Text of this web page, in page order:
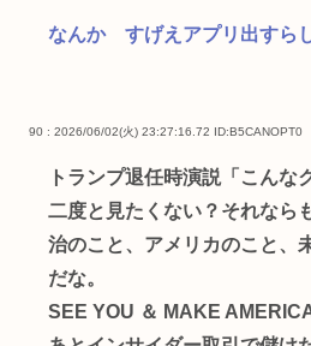
なんか すげえアプリ出すら
90 : 2026/06/02(火) 23:27:16.72 ID:B5CANOPT0
トランプ退任時演説「こんな
二度と見たくない？それなら
治のこと、アメリカのこと、
だな。
SEE YOU ＆ MAKE